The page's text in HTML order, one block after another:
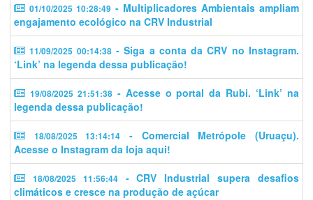
01/10/2025 10:28:49 - Multiplicadores Ambientais ampliam
engajamento ecológico na CRV Industrial
11/09/2025 00:14:38- Siga a conta da CRV no Instagram.
‘Link’ na legenda dessa publicação!
19/08/2025 21:51:38- Acesse o portal da Rubi. ‘Link’ na
legenda dessa publicação!
18/08/2025 13:14:14
- Comercial Metrópole (Uruaçu).
Acesse o Instagram da loja aqui!
18/08/2025 11:56:44- CRV Industrial supera desafios
climáticos e cresce na produção de açúcar